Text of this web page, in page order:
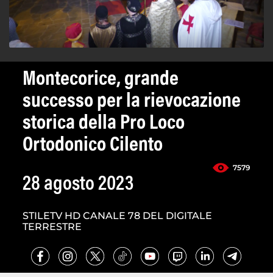
Montecorice, grande
successo per la rievocazione
storica della Pro Loco
Ortodonico Cilento
7579
28 agosto 2023
STILETV HD CANALE 78 DEL DIGITALE
TERRESTRE